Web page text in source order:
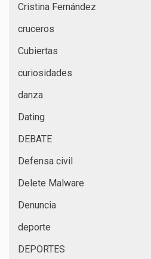
Cristina Fernández
cruceros
Cubiertas
curiosidades
danza
Dating
DEBATE
Defensa civil
Delete Malware
Denuncia
deporte
DEPORTES